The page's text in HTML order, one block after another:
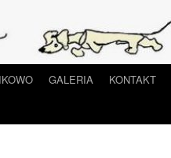
GALERIA KONTAKT